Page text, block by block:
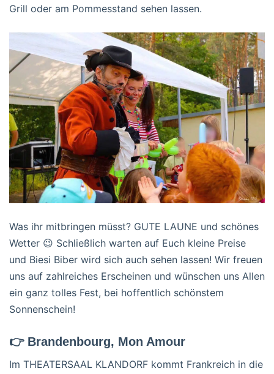
Grill oder am Pommesstand sehen lassen.
Was ihr mitbringen müsst? GUTE LAUNE und schönes
Wetter 😉 Schließlich warten auf Euch kleine Preise
und Biesi Biber wird sich auch sehen lassen! Wir freuen
uns auf zahlreiches Erscheinen und wünschen uns Allen
ein ganz tolles Fest, bei hoffentlich schönstem
Sonnenschein!
👉 Brandenbourg, Mon Amour
Im THEATERSAAL KLANDORF kommt Frankreich in die